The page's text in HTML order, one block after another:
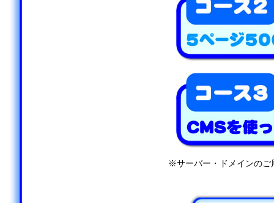
※サーバー・ドメインのご